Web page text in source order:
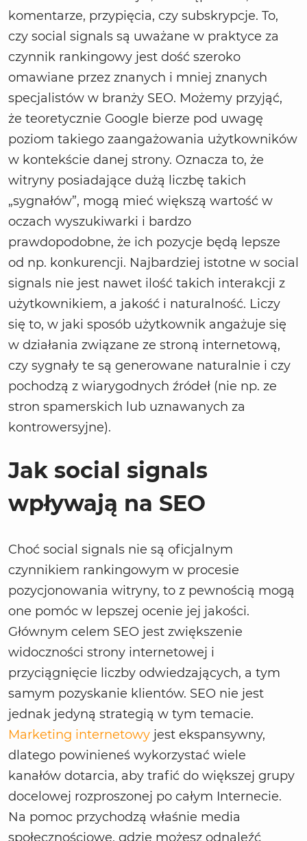
komentarze, przypięcia, czy subskrypcje. To,
czy social signals są uważane w praktyce za
czynnik rankingowy jest dość szeroko
omawiane przez znanych i mniej znanych
specjalistów w branży SEO. Możemy przyjąć,
że teoretycznie Google bierze pod uwagę
poziom takiego zaangażowania użytkowników
w kontekście danej strony. Oznacza to, że
witryny posiadające dużą liczbę takich
„sygnałów”, mogą mieć większą wartość w
oczach wyszukiwarki i bardzo
prawdopodobne, że ich pozycje będą lepsze
od np. konkurencji. Najbardziej istotne w social
signals nie jest nawet ilość takich interakcji z
użytkownikiem, a jakość i naturalność. Liczy
się to, w jaki sposób użytkownik angażuje się
w działania związane ze stroną internetową,
czy sygnały te są generowane naturalnie i czy
pochodzą z wiarygodnych źródeł (nie np. ze
stron spamerskich lub uznawanych za
kontrowersyjne).
Jak social signals
wpływają na SEO
Choć social signals nie są oficjalnym
czynnikiem rankingowym w procesie
pozycjonowania witryny, to z pewnością mogą
one pomóc w lepszej ocenie jej jakości.
Głównym celem SEO jest zwiększenie
widoczności strony internetowej i
przyciągnięcie liczby odwiedzających, a tym
samym pozyskanie klientów. SEO nie jest
jednak jedyną strategią w tym temacie.
Marketing internetowy jest ekspansywny,
dlatego powinieneś wykorzystać wiele
kanałów dotarcia, aby trafić do większej grupy
docelowej rozproszonej po całym Internecie.
Na pomoc przychodzą właśnie media
społecznościowe, gdzie możesz odnaleźć